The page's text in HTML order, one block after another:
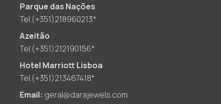
Parque das Nações
Tel.(+351)218960213*
Azeitão
Tel.(+351)212190156*
Hotel Marriott Lisboa
Tel.(+351)213467418*
Email: geral@darajewels.com